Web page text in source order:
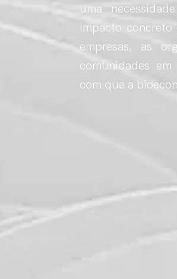
uma
impacto
empresas, as
comunidades
com que a